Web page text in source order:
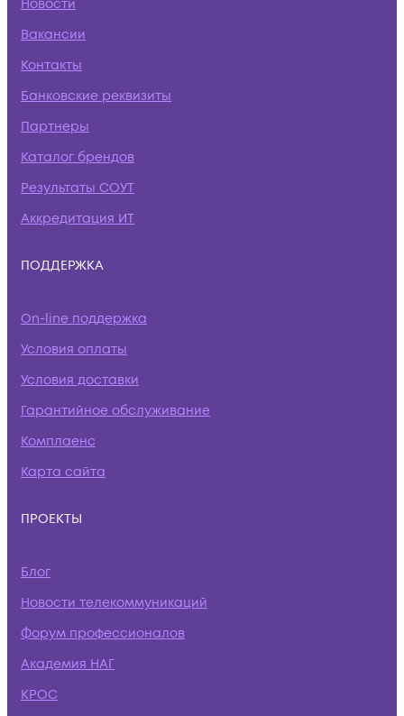
Новости
Вакансии
Контакты
Банковские реквизиты
Партнеры
Каталог брендов
Результаты СОУТ
Аккредитация ИТ
ПОДДЕРЖКА
On-line поддержка
Условия оплаты
Условия доставки
Гарантийное обслуживание
Комплаенс
Карта сайта
ПРОЕКТЫ
Блог
Новости телекоммуникаций
Форум профессионалов
Академия НАГ
КРОС